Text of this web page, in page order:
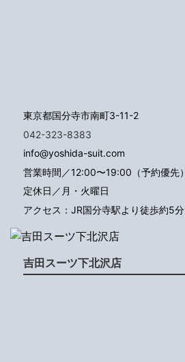
東京都国分寺市南町3-11-2
042-323-8383
info@yoshida-suit.com
営業時間／12:00〜19:00（予約優先）
定休日／月・火曜日
アクセス：JR国分寺駅より徒歩約5分
吉田スーツ下北沢店